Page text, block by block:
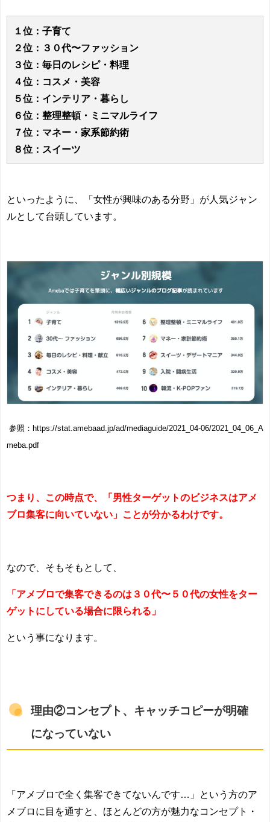
１位：子育て
２位：３０代〜ファッション
３位：毎日のレシピ・料理
４位：コスメ・美容
５位：インテリア・暮らし
６位：整理整頓・ミニマルライフ
７位：マネー・家系節約術
８位：スイーツ
といったように、「女性が興味のある分野」が人気ジャン
ルとして台頭しています。
参照：https://stat.amebaad.jp/ad/mediaguide/2021_04-06/2021_04_06_A
meba.pdf
つまり、この時点で、「男性ターゲットのビジネスはアメ
ブロ集客に向いていない」ことが分かるわけです。
なので、そもそもとして、
「アメブロで集客できるのは３０代〜５０代の女性をター
ゲットにしている場合に限られる」
という事になります。
理由②コンセプト、キャッチコピーが明確
になっていない
「アメブロで全く集客できてないんです…」という方のア
メブロに目を通すと、ほとんどの方が魅力なコンセプト・